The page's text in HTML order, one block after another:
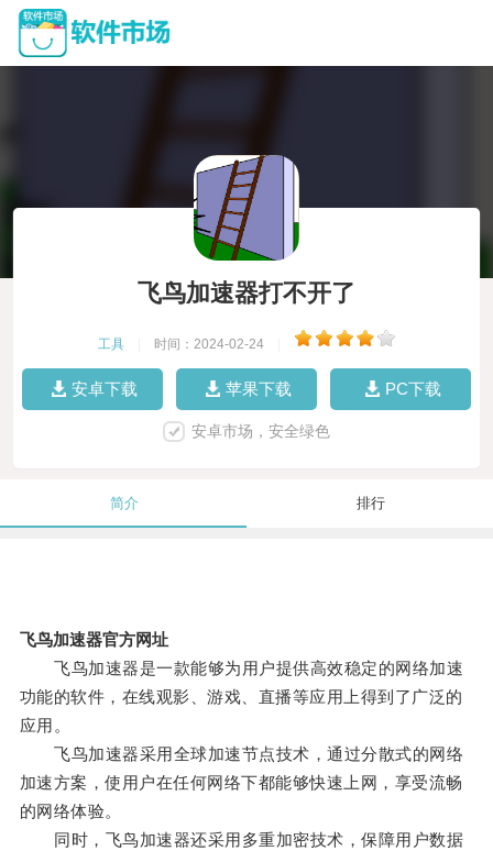
飞鸟加速器打不开了
工具 时间：2024-02-24
安卓下载 苹果下载 PC下载
安卓市场，安全绿色
简介 排行
飞鸟加速器官方网址
飞鸟加速器是一款能够为用户提供高效稳定的网络加速
功能的软件，在线观影、游戏、直播等应用上得到了广泛的
应用。
飞鸟加速器采用全球加速节点技术，通过分散式的网络
加速方案，使用户在任何网络下都能够快速上网，享受流畅
的网络体验。
同时，飞鸟加速器还采用多重加密技术，保障用户数据